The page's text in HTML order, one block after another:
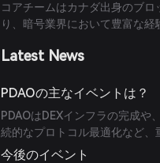
コアチームはカナダ出身のブ
り、暗号業界において豊富な経
Latest News
PDAOの主なイベントは？
PDAOはDEXインフラの完成
続的なプロトコル最適化など、
今後のイベント